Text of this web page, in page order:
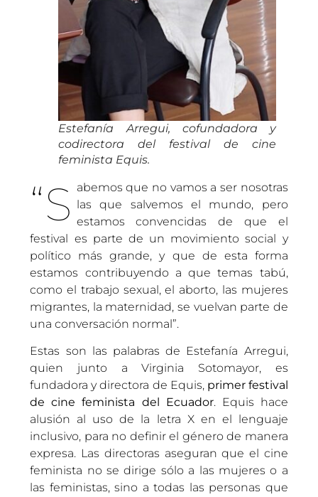
Estefanía Arregui, cofundadora y
codirectora del festival de cine
feminista Equis.
“S abemos que no vamos a ser nosotras
las que salvemos el mundo, pero
estamos convencidas de que el
festival es parte de un movimiento social y
político más grande, y que de esta forma
estamos contribuyendo a que temas tabú,
como el trabajo sexual, el aborto, las mujeres
migrantes, la maternidad, se vuelvan parte de
una conversación normal”.
Estas son las palabras de Estefanía Arregui,
quien junto a Virginia Sotomayor, es
fundadora y directora de Equis, primer festival
de cine feminista del Ecuador. Equis hace
alusión al uso de la letra X en el lenguaje
inclusivo, para no definir el género de manera
expresa. Las directoras aseguran que el cine
feminista no se dirige sólo a las mujeres o a
las feministas, sino a todas las personas que